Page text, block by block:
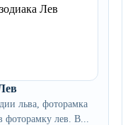
льва, фоторамка
фоторамку лев. В...